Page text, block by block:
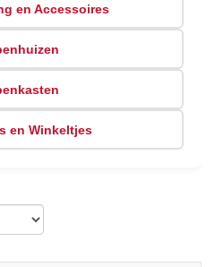
en Accessoires
en Winkeltjes